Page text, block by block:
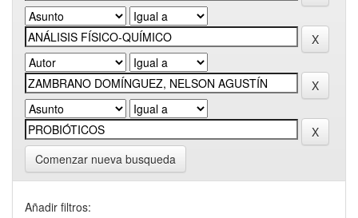
Comenzar nueva busqueda
Añadir filtros: